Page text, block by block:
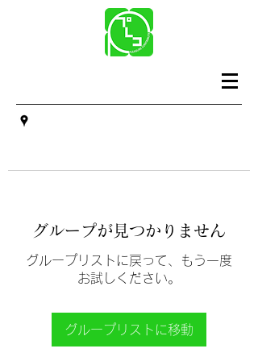
グループが見つかりません
グループリストに戻って、もう一度
お試しください。
グループリストに移動